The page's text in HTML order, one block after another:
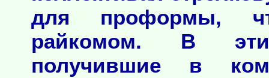
для проформы,
райкомом. В
получившие в